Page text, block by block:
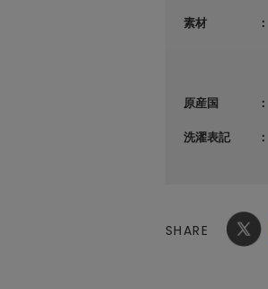
素材
原産国
洗濯表記
SHARE